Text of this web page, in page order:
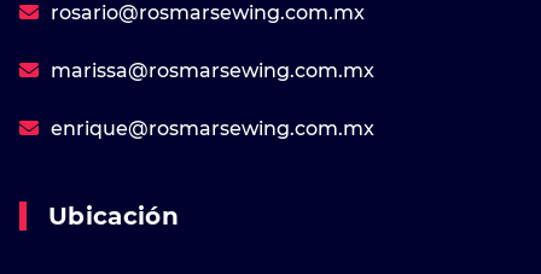
rosario@rosmarsewing.com.mx
marissa@rosmarsewing.com.mx
enrique@rosmarsewing.com.mx
Ubicación